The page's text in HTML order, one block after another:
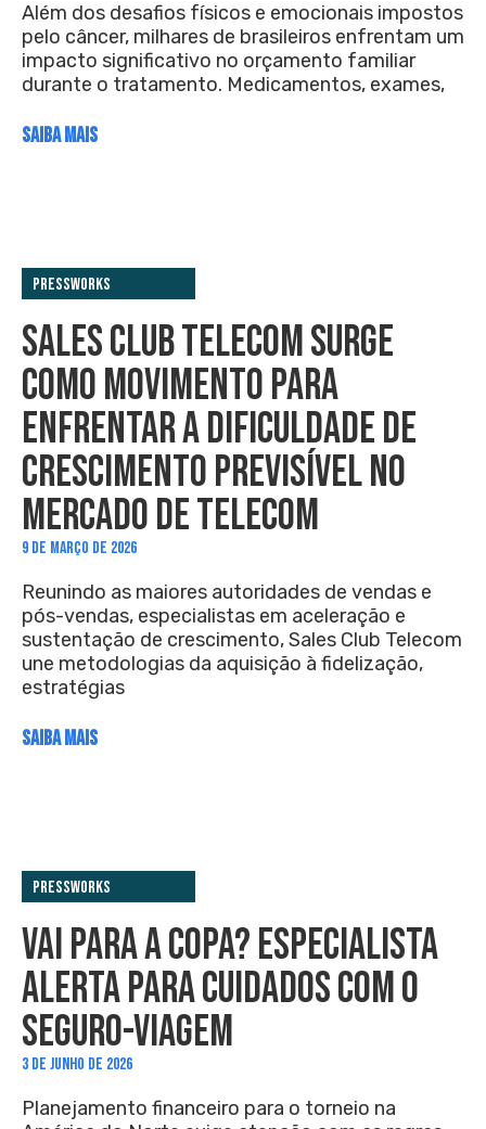
Além dos desafios físicos e emocionais impostos
pelo câncer, milhares de brasileiros enfrentam um
impacto significativo no orçamento familiar
durante o tratamento. Medicamentos, exames,
SAIBA MAIS
PressWorks
SALES CLUB TELECOM SURGE
COMO MOVIMENTO PARA
ENFRENTAR A DIFICULDADE DE
CRESCIMENTO PREVISÍVEL NO
MERCADO DE TELECOM
9 DE MARÇO DE 2026
Reunindo as maiores autoridades de vendas e
pós-vendas, especialistas em aceleração e
sustentação de crescimento, Sales Club Telecom
une metodologias da aquisição à fidelização,
estratégias
SAIBA MAIS
PressWorks
VAI PARA A COPA? ESPECIALISTA
ALERTA PARA CUIDADOS COM O
SEGURO-VIAGEM
3 DE JUNHO DE 2026
Planejamento financeiro para o torneio na